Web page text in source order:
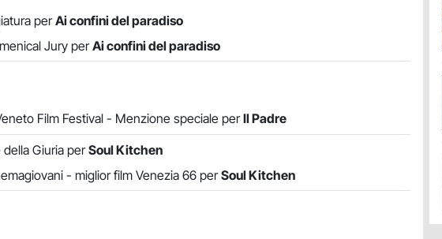
perAi confini del paradiso
Jury perAi confini del paradiso
Film Festival - Menzione speciale perIl Padre
della Giuria perSoul Kitchen
- miglior film Venezia 66 perSoul Kitchen